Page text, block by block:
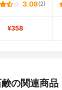
3.08(2)
¥358
の関連商品